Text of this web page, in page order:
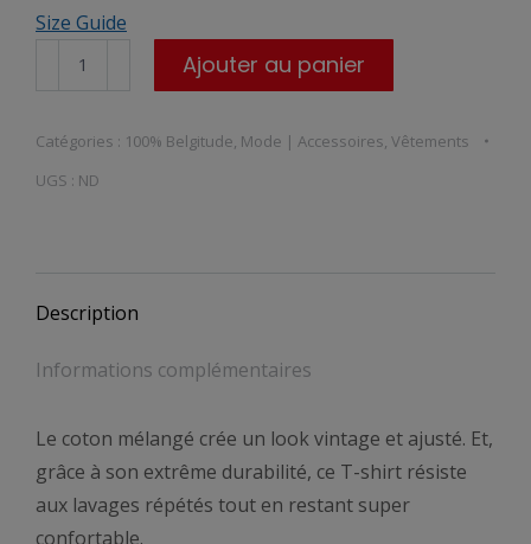
Size Guide
quantité
shirt
à
y
pas
namurois
que
moi
Ajouter au panier
Catégories : 100% Belgitude Mode | Accessoires Vêtements
UGS : ND
Description
Informations complémentaires
Le coton mélangé crée un look vintage et ajusté. Et,
grâce à son extrême durabilité, ce T-shirt résiste
aux lavages répétés tout en restant super
confortable.